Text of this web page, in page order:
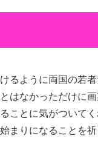
るように両国の若
はなかっただけに
とに気がついてく
まりになることを祈